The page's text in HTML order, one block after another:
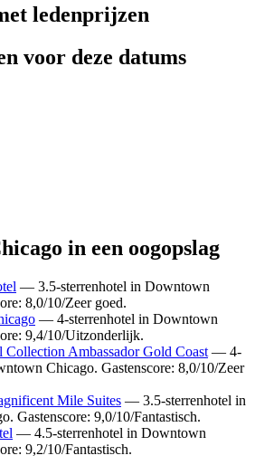
ledenprijzen
voor deze datums
in een oogopslag
— 3.5-sterrenhotel in Downtown
8,0/10/Zeer goed.
— 4-sterrenhotel in Downtown
9,4/10/Uitzonderlijk.
Collection Ambassador Gold Coast — 4-
Chicago. Gastenscore: 8,0/10/Zeer
Mile Suites — 3.5-sterrenhotel in
Gastenscore: 9,0/10/Fantastisch.
— 4.5-sterrenhotel in Downtown
9,2/10/Fantastisch.